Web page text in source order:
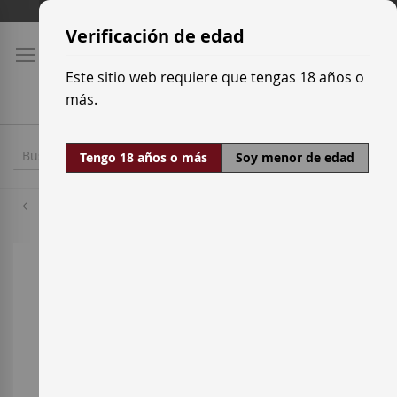
contenido
Verificación de edad
Este sitio web requiere que tengas 18 años o
más.
Tengo 18 años o más Soy menor de edad